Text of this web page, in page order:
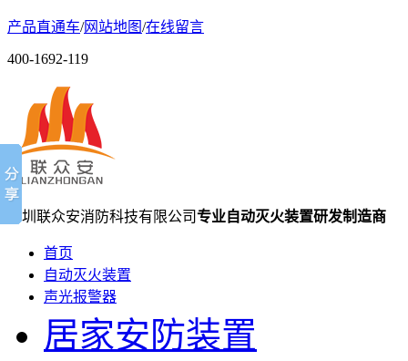
产品直通车/网站地图/在线留言
400-1692-119
深圳联众安消防科技有限公司专业自动灭火装置研发制造商
首页
自动灭火装置
声光报警器
居家安防装置